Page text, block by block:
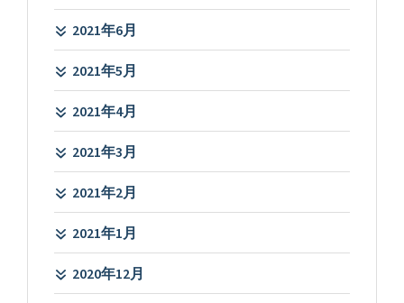
2021年6月
2021年5月
2021年4月
2021年3月
2021年2月
2021年1月
2020年12月